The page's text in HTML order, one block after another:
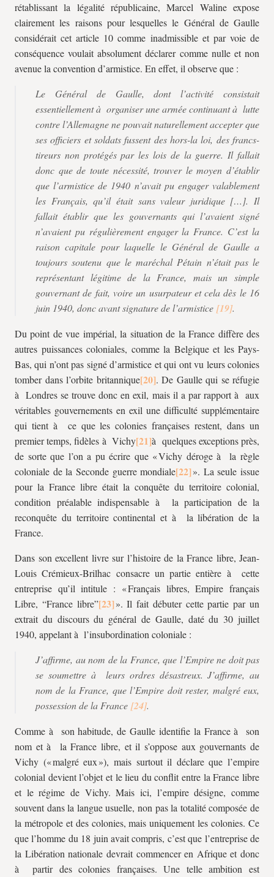
rétablissant la légalité républicaine, Marcel Waline expose
clairement les raisons pour lesquelles le Général de Gaulle
considérait cet article 10 comme inadmissible et par voie de
conséquence voulait absolument déclarer comme nulle et non
avenue la convention d’armistice. En effet, il observe que :
Le Général de Gaulle, dont l’activité consistait
essentiellement à organiser une armée continuant à lutte
contre l’Allemagne ne pouvait naturellement accepter que
ses officiers et soldats fussent des hors-la loi, des francs-
tireurs non protégés par les lois de la guerre. Il fallait
donc que de toute nécessité, trouver le moyen d’établir
que l’armistice de 1940 n’avait pu engager valablement
les Français, qu’il était sans valeur juridique […]. Il
fallait établir que les gouvernants qui l’avaient signé
n’avaient pu régulièrement engager la France. C’est la
raison capitale pour laquelle le Général de Gaulle a
toujours soutenu que le maréchal Pétain n’était pas le
représentant légitime de la France, mais un simple
gouvernant de fait, voire un usurpateur et cela dès le 16
juin 1940, donc avant signature de l’armistice
.
Du point de vue impérial, la situation de la France diffère des
autres puissances coloniales, comme la Belgique et les Pays-
Bas, qui n’ont pas signé d’armistice et qui ont vu leurs colonies
tomber dans l’orbite britannique
. De Gaulle qui se réfugie
à Londres se trouve donc en exil, mais il a par rapport à aux
véritables gouvernements en exil une difficulté supplémentaire
qui tient à ce que les colonies françaises restent, dans un
premier temps, fidèles à Vichy
à quelques exceptions près,
de sorte que l’on a pu écrire que « Vichy déroge à la règle
coloniale de la Seconde guerre mondiale
». La seule issue
pour la France libre était la conquête du territoire colonial,
condition préalable indispensable à la participation de la
reconquête du territoire continental et à la libération de la
France.
Dans son excellent livre sur l’histoire de la France libre, Jean-
Louis Crémieux-Brilhac consacre un partie entière à cette
entreprise qu’il intitule : « Français libres, Empire français
Libre, “France libre”
». Il fait débuter cette partie par un
extrait du discours du général de Gaulle, daté du 30 juillet
1940, appelant à l’insubordination coloniale :
J’affirme, au nom de la France, que l’Empire ne doit pas
se soumettre à leurs ordres désastreux. J’affirme, au
nom de la France, que l’Empire doit rester, malgré eux,
possession de la France
.
Comme à son habitude, de Gaulle identifie la France à son
nom et à la France libre, et il s’oppose aux gouvernants de
Vichy (« malgré eux »), mais surtout il déclare que l’empire
colonial devient l’objet et le lieu du conflit entre la France libre
et le régime de Vichy. Mais ici, l’empire désigne, comme
souvent dans la langue usuelle, non pas la totalité composée de
la métropole et des colonies, mais uniquement les colonies. Ce
que l’homme du 18 juin avait compris, c’est que l’entreprise de
la Libération nationale devrait commencer en Afrique et donc
à partir des colonies françaises. Une telle ambition est